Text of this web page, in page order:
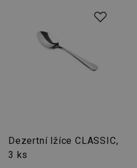
Dezertní lžíce CLASSIC,
3 ks